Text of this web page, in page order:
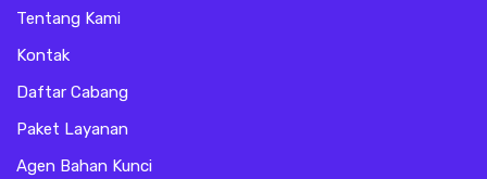
Tentang Kami
Kontak
Daftar Cabang
Paket Layanan
Agen Bahan Kunci